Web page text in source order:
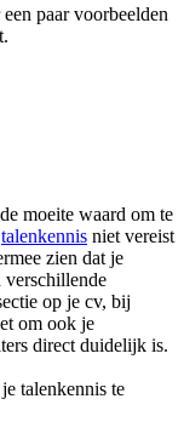
paar voorbeelden
moeite waard om te
talenkennis niet vereist
zien dat je
verschillende
op je cv, bij
om ook je
direct duidelijk is.
talenkennis te